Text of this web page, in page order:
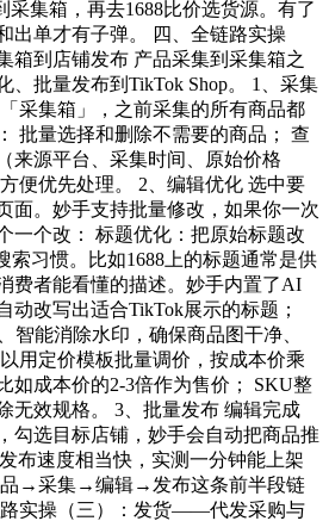
采集箱，再去1688比价选货源。有了
出单才有子弹。 四、全链路实操
箱到店铺发布 产品采集到采集箱之
、批量发布到TikTok Shop。 1、采集
采集箱」，之前采集的所有商品都
批量选择和删除不需要的商品； 查
来源平台、采集时间、原始价格
便优先处理。 2、编辑优化 选中要
面。妙手支持批量修改，如果你一次
一个改： 标题优化：把原始标题改
索习惯。比如1688上的标题通常是供
费者能看懂的描述。妙手内置了AI
动改写出适合TikTok展示的标题；
智能消除水印，确保商品图干净、
用定价模板批量调价，按成本价乘
如成本价的2-3倍作为售价； SKU整
无效规格。 3、批量发布 编辑完成
勾选目标店铺，妙手会自动把商品推
布速度相当快，实测一分钟能上架
品→采集→编辑→发布这条前半段链
实操（三）：发货——代发采购与